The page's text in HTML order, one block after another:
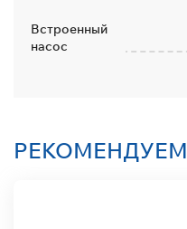
Встроенный
насос
РЕКОМЕНДУЕМ